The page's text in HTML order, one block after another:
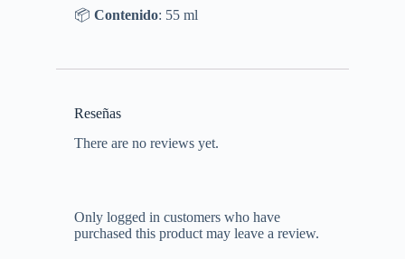
📦 Contenido: 55 ml
Reseñas
There are no reviews yet.
Only logged in customers who have
purchased this product may leave a review.